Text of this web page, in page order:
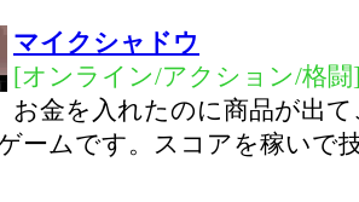
マイクシャドウ
[オンライン/アクション/格闘
お金を入れたのに商品が出
ームです。スコアを稼いで